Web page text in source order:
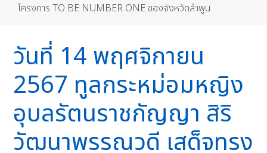
โครงการ TO BE NUMBER ONE ของจังหวัดลำพูน
วันที่ 14 พฤศจิกายน
2567 ทูลกระหม่อมหญิง
อุบลรัตนราชกัญญา สิริ
วัฒนาพรรณวดี เสด็จทรง